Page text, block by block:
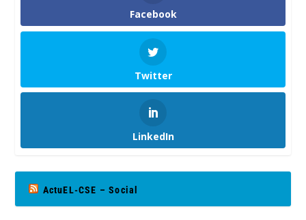
Facebook
Twitter
LinkedIn
ActuEL-CSE – Social